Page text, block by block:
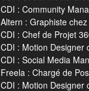
CDI : Community
Altern : Graphiste
CDI : Chef de Projet
CDI : Motion Designer
CDI : Social Media
Freela : Chargé de
CDI : Motion Designer